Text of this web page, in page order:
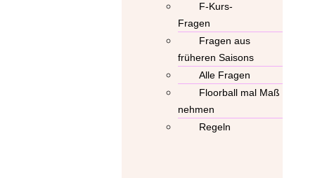
F-Kurs-
Fragen
Fragen aus
früheren Saisons
Alle Fragen
Floorball mal Maß
nehmen
Regeln